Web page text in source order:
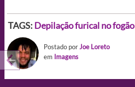
TAGS: Depilação furical no fogão
Postado porJoe Loreto
em Imagens